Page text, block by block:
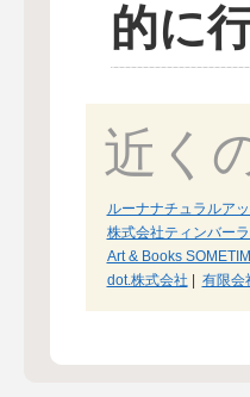
的に
近く
ルーナナチュラルア
株式会社ティンバー
Art & Books
dot.株式会社
有限会